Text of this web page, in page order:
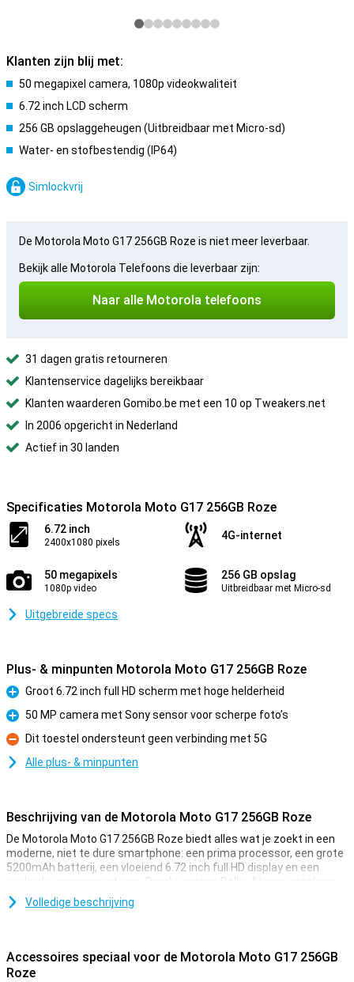
Klanten zijn blij met:
50 megapixel camera, 1080p videokwaliteit
6.72 inch LCD scherm
256 GB opslaggeheugen (Uitbreidbaar met Micro-sd)
Water- en stofbestendig (IP64)
Simlockvrij
De Motorola Moto G17 256GB Roze is niet meer leverbaar.
Bekijk alle Motorola Telefoons die leverbaar zijn:
Naar alle Motorola telefoons
31 dagen gratis retourneren
Klantenservice dagelijks bereikbaar
Klanten waarderen Gomibo.be met een 10 op Tweakers.net
In 2006 opgericht in Nederland
Actief in 30 landen
Specificaties Motorola Moto G17 256GB Roze
6.72 inch
2400x1080 pixels
4G-internet
50 megapixels
1080p video
256 GB opslag
Uitbreidbaar met Micro-sd
Uitgebreide specs
Plus- & minpunten Motorola Moto G17 256GB Roze
Pluspunt
Groot 6.72 inch full HD scherm met hoge helderheid
Pluspunt
50 MP camera met Sony sensor voor scherpe foto’s
Minpunt
Dit toestel ondersteunt geen verbinding met 5G
Alle plus- & minpunten
Beschrijving van de Motorola Moto G17 256GB Roze
De Motorola Moto G17 256GB Roze biedt alles wat je zoekt in een
moderne, niet te dure smartphone: een prima processor, een grote
5200mAh batterij, een vloeiend 6.72 inch full HD display en een
veelzijdig camerasysteem. Daarbij zorgen Dolby Atmos speakers
en een strak, waterafstotend design voor een complete
smartphone-ervaring.
Met de Motorola Moto G17 werk en game je zonder haperingen. De
MediaTek Helio G81 Extreme-processor zorgt voor soepele
Volledige beschrijving
Accessoires speciaal voor de Motorola Moto G17 256GB
Roze